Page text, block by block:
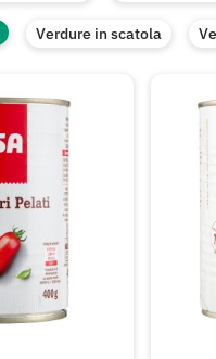
Verdure in scatola